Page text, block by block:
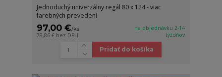
Jednoduchý univerzálny regál 80 x 124 - viac
farebných prevedení
97,00 €/ks
78,86 € bez DPH
na objednávku 2-14
týždňov
Pridať do košíka